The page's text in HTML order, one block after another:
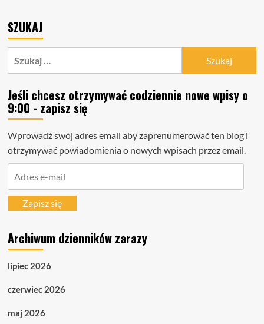
SZUKAJ
Jeśli chcesz otrzymywać codziennie nowe wpisy o
9:00 - zapisz się
Wprowadź swój adres email aby zaprenumerować ten blog i
otrzymywać powiadomienia o nowych wpisach przez email.
mailZapisz się
Archiwum dzienników zarazy
lipiec 2026
czerwiec 2026
maj 2026